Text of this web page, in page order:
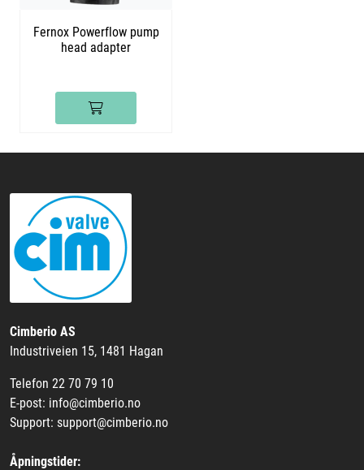
Fernox Powerflow pump
head adapter
Cimberio AS
Industriveien 15, 1481 Hagan
Telefon 22 70 79 10
E-post: info@cimberio.no
Support: support@cimberio.no
Åpningstider: